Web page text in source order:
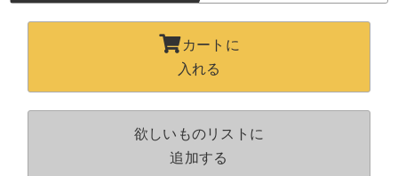
カートに
入れる
欲しいものリストに
追加する